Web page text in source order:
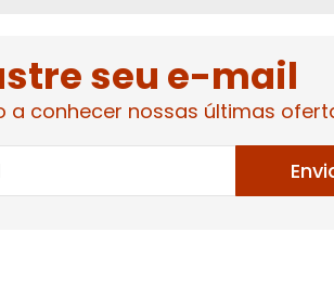
seu e-mail
a conhecer nossas últimas